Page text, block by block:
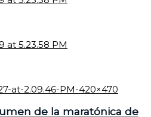
de la maratónica de